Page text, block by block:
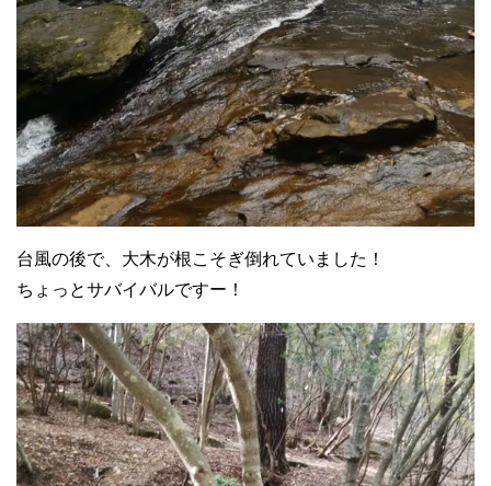
台風の後で、大木が根こそぎ倒れていました！
ちょっとサバイバルですー！